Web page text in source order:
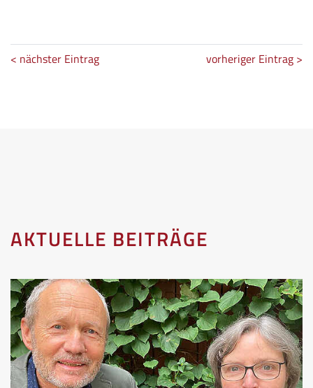
< nächster Eintrag vorheriger Eintrag >
AKTUELLE BEITRÄGE